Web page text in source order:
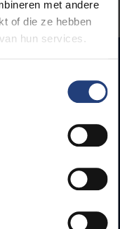
met andere
of die ze hebben
hun services.